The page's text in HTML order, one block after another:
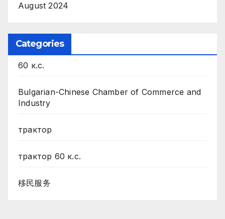
August 2024
Categories
60 к.с.
Bulgarian-Chinese Chamber of Commerce and
Industry
трактор
трактор 60 к.с.
移民服务